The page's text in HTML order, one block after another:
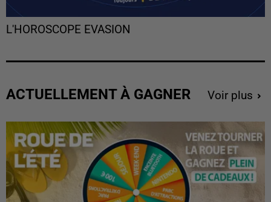
L'HOROSCOPE EVASION
ACTUELLEMENT À GAGNER Voir plus